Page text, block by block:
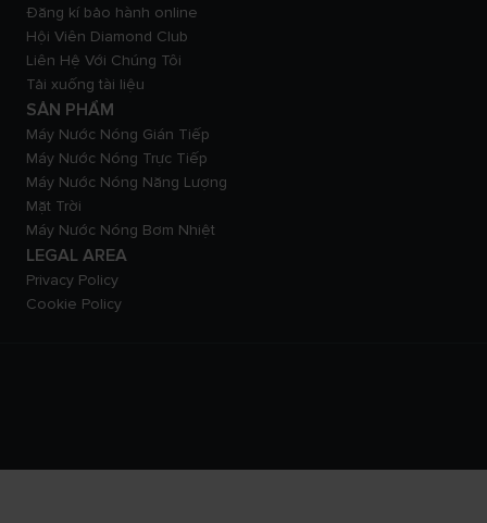
Đăng kí bảo hành online
Hội Viên Diamond Club
Liên Hệ Với Chúng Tôi
Tải xuống tài liệu
SẢN PHẨM
Máy Nước Nóng Gián Tiếp
Máy Nước Nóng Trực Tiếp
Máy Nước Nóng Năng Lượng
Mặt Trời
Máy Nước Nóng Bơm Nhiệt
LEGAL AREA
Privacy Policy
Cookie Policy